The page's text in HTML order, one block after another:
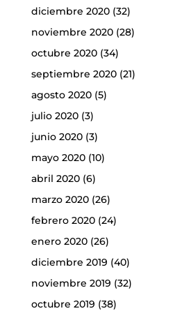
diciembre 2020(32)
noviembre 2020(28)
octubre 2020(34)
septiembre 2020(21)
agosto 2020(5)
julio 2020(3)
junio 2020(3)
mayo 2020(10)
abril 2020(6)
marzo 2020(26)
febrero 2020(24)
enero 2020(26)
diciembre 2019 (40)
noviembre 2019 (32)
octubre 2019 (38)